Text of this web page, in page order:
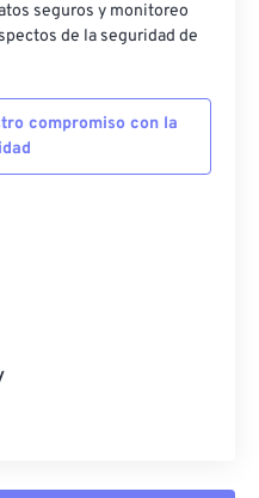
seguros y monitoreo
de la seguridad de
compromiso con la